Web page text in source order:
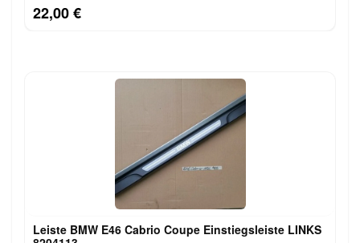
22,00 €
Leiste BMW E46 Cabrio Coupe Einstiegsleiste LINKS